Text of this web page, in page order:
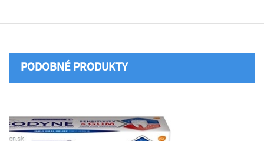
PODOBNÉ PRODUKTY